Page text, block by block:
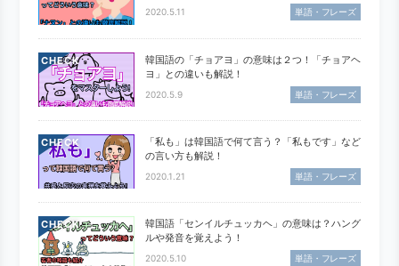
2020.5.11 単語・フレーズ
CHECK
韓国語の「チョアヨ」の意味は２つ！「チョアヘ
ヨ」との違いも解説！
2020.5.9 単語・フレーズ
CHECK
「私も」は韓国語で何て言う？「私もです」など
の言い方も解説！
2020.1.21 単語・フレーズ
CHECK
韓国語「センイルチュッカヘ」の意味は？ハング
ルや発音を覚えよう！
2020.5.10 単語・フレーズ